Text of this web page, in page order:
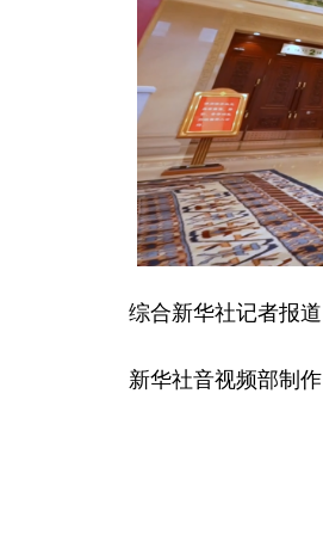
综合新华社记者报道
新华社音视频部制作